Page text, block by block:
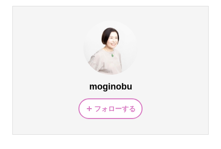
moginobu
フォローする